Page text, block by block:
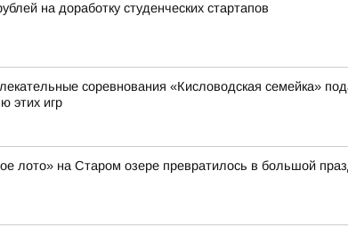
на доработку студенческих стартапов
соревнования «Кисловодская семейка»
этих игр
лото» на Старом озере превратилось в большой